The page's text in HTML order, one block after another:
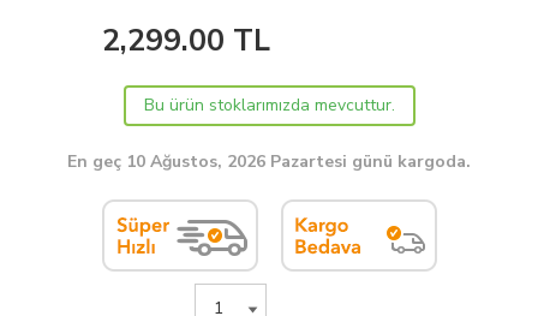
2,299.00 TL
Bu ürün stoklarımızda mevcuttur.
En geç 10 Ağustos, 2026 Pazartesi günü kargoda.